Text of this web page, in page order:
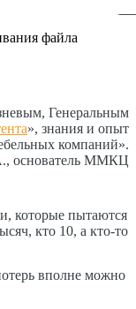
файла
Генеральным
», знания и опыт
компаний».
основатель ММКЦ
которые пытаются
кто 10, а кто-то
вполне можно